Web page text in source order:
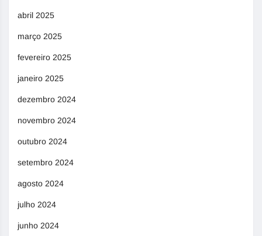
abril 2025
março 2025
fevereiro 2025
janeiro 2025
dezembro 2024
novembro 2024
outubro 2024
setembro 2024
agosto 2024
julho 2024
junho 2024